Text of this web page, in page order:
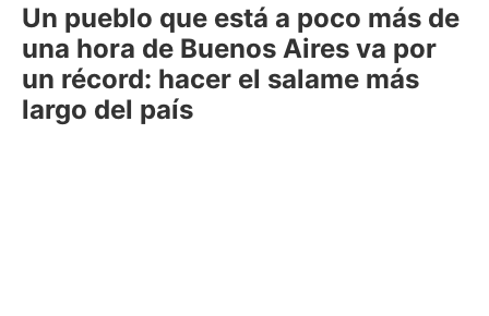
Un pueblo que está a poco más de
una hora de Buenos Aires va por
un récord: hacer el salame más
largo del país